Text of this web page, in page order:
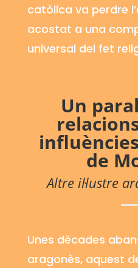
catòlica va perdre
acostat a una
universal del fet
Un
de
Altre il·lustre
Unes dècades
aragonès, aquest